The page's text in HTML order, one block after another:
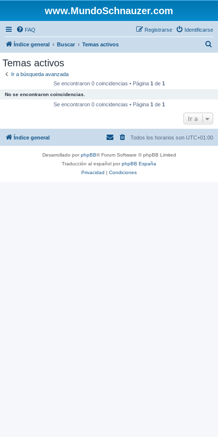
www.MundoSchnauzer.com
FAQ Identificarse
Registrarse
Índice general Buscar Temas activos
Temas activos
Ir a búsqueda avanzada
Se encontraron 0 coincidencias • Página 1 de 1
No se encontraron coincidencias.
Se encontraron 0 coincidencias • Página 1 de 1
Ir a
Índice general Todos los horarios son UTC+01:00
Desarrollado porphpBB® Forum Software © phpBB Limited
Traducción al español porphpBB España
Privacidad | Condiciones